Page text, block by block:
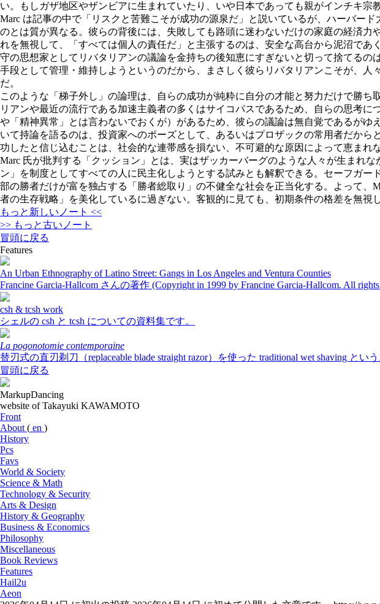
い。もしガザ地区やザンビアに生まれていたり、いや日本であっても親がインチキ
Marc は記事の中で「リスクと苦難こそが成功の源泉だ」と説いているが、ハーバー
のとは質が異なる。彼らの背後には、失敗しても路頭に迷わないだけの家庭の経済
れを無視して、「すべては個人の責任だ」と主張するのは、安全な高台から泥沼で
守の思想家としてリバタリアンの議論を金持ちの後知恵にすぎないと切って捨てる
手段として管理・維持しようというのだから、まさしく彼らリバタリアンこそが、
だ。
このような「梯子外し」の論理は、自らの成功が純粋に自分の才能と努力だけで勝
リアンや最近の流行である加速主義者の多くはサイコパスであるため、自らの思考
や「精神異常」とは言わないでおくが）があるため、彼らの議論は無自覚であるが
いて持論を語るのは、投資家へのポーズとして、あるいはプロザックの常用者だか
功したと信じ込むことは、社会的な連帯感を損ない、不可避的な原因によって恵まれ
Marc 氏が批判する「クッション」とは、実はザッカーバーグのような人々が生まれ
ン」を制度としてすべての人に民主化しようとする試みとも解釈できる。セーフガ
部の勝者だけが富を独占する「勝者総取り」の不健全な社会を正当化する。よって
者の生存戦略」を美化しているに過ぎない。客観的に見ても、初期条件の格差を無
もっと新しいノート <<
>> もっと古いノート
冒頭に戻る
Features
An Urban Ethnography of Latino Street: Gangs in Los Angeles and Ventura Counties
Francine Garcia-Hallcom さんの著作 (Copyright in 1999 by Francine Garcia-Hallcom. All
csh & tcsh work
シェルの csh と tcsh についての資料集です。
La pogonotomie contemporaine
替刃式の直刃剃刀（replaceable blade straight razor）を使った traditional wet shaving とい
冒頭に戻る
MarkupDancing
website of Takayuki KAWAMOTO
Front
About( en )
History
Pcs
Favs
World & Society
Science & Math
Technology & Security
Arts & Design
History & Geography
Business & Economics
Philosophy
Miscellaneous
Book Reviews
Features
Hail2u
Aeon